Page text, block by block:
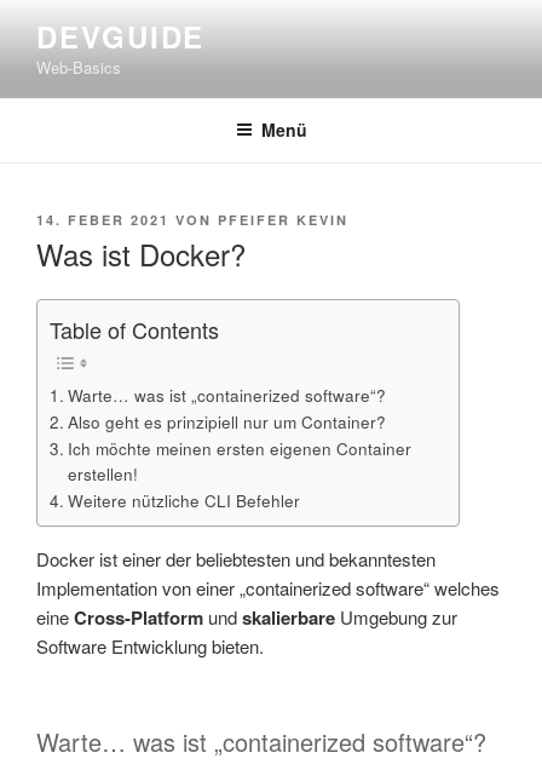
springen
DEVGUIDE
Web-Basics
Menü
VERÖFFENTLICHT
14. FEBER 2021 VON PFEIFER KEVIN
Was ist Docker?
Table of Contents
Warte… was ist „containerized software“?
Also geht es prinzipiell nur um Container?
Ich möchte meinen ersten eigenen Container
erstellen!
Weitere nützliche CLI Befehler
Docker ist einer der beliebtesten und bekanntesten
Implementation von einer „containerized software“ welches
eineCross-Platform undskalierbare Umgebung zur
Software Entwicklung bieten.
Warte… was ist „containerized software“?